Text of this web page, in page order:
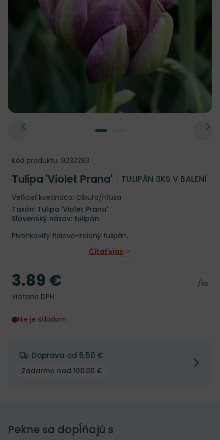
Kód produktu: 9232283
Tulipa 'Violet Prana' TULIPÁN 3KS V BALENÍ
Veľkosť kvetináča: Cibuľa/hľuza
Taxón: Tulipa 'Violet Prana'
Slovenský názov: tulipán
Pivonkovitý fialovo-zelený tulipán.
Čítať viac
Cena
/ks
Cena
3.89 €
vrátane DPH
Nie je skladom
Doprava od 5.50 €
Zadarmo nad 100.00 €
Pekne sa dopĺňajú s